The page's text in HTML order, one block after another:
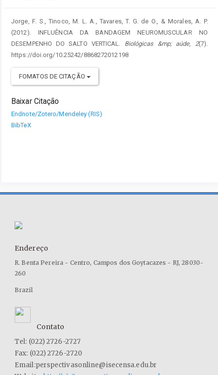
Jorge, F. S., Tinoco, M. L. A., Tavares, T. G. de O., & Morales, A. P.
(2012). INFLUÊNCIA DA BANDAGEM NEUROMUSCULAR NO
DESEMPENHO DO SALTO VERTICAL. Biológicas &mp; aúde, 2(7).
https://doi.org/10.25242/8868272012198
FOMATOS DE CITAÇÃO
Baixar Citação
Endnote/Zotero/Mendeley (RIS)
BibTeX
Endereço
R. Benta Pereira - Centro, Campos dos Goytacazes - RJ, 28030-
260
Brazil
Contato
Tel: (022) 2726-2727
Fax: (022) 2726-2720
Email:perspectivasonline@isecensa.edu.br